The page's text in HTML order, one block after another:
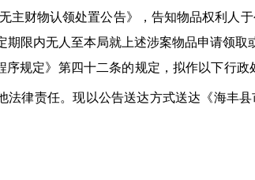
财物认领处置公告》，告知物品权利人
限内无人至本局就上述涉案物品申请领取
规定》第四十二条的规定，拟作以下行政
律责任。现以公告送达方式送达《海丰